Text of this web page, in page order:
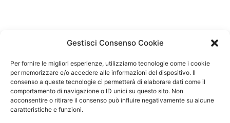
Gestisci Consenso Cookie
Per fornire le migliori esperienze, utilizziamo tecnologie come i cookie
per memorizzare e/o accedere alle informazioni del dispositivo. Il
consenso a queste tecnologie ci permetterà di elaborare dati come il
comportamento di navigazione o ID unici su questo sito. Non
acconsentire o ritirare il consenso può influire negativamente su alcune
caratteristiche e funzioni.